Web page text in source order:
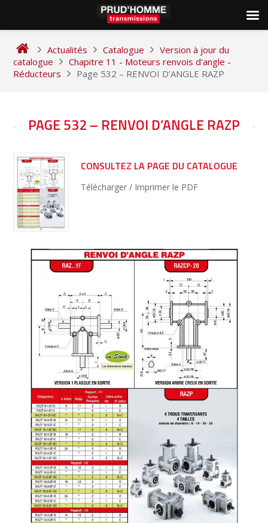
content
Actualités Catalogue
Version à jour du
catalogue
Chapitre 11 - Moteurs renvois d'angle -
Réducteurs
Page 532 – RENVOI D’ANGLE RAZP
PAGE 532 – RENVOI D’ANGLE RAZP
CONSULTEZ LA PAGE DU CATALOGUE
Télécharger / Imprimer le PDF
NAVIGATION
L’ARTICLE